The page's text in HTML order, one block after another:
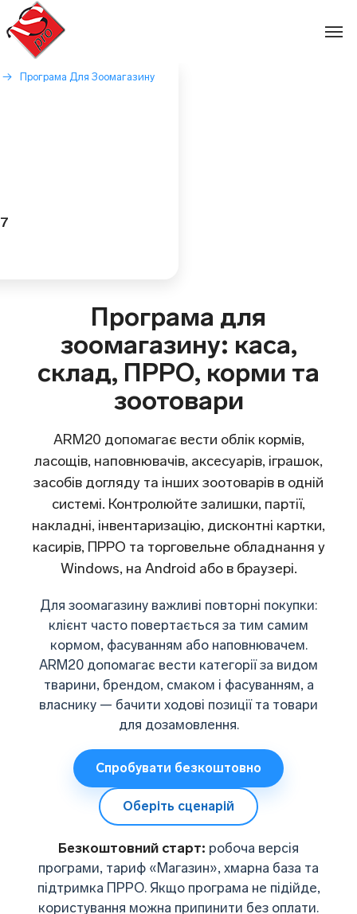
Перейти
до
вмісту
→ Програма Для Зоомагазину
Програма для
зоомагазину: каса,
склад, ПРРО, корми та
зоотовари
ARM20 допомагає вести облік кормів,
ласощів, наповнювачів, аксесуарів, іграшок,
засобів догляду та інших зоотоварів в одній
системі. Контролюйте залишки, партії,
накладні, інвентаризацію, дисконтні картки,
касирів, ПРРО та торговельне обладнання у
Windows, на Android або в браузері.
Для зоомагазину важливі повторні покупки:
клієнт часто повертається за тим самим
кормом, фасуванням або наповнювачем.
ARM20 допомагає вести категорії за видом
тварини, брендом, смаком і фасуванням, а
власнику — бачити ходові позиції та товари
для дозамовлення.
Спробувати безкоштовно
Оберіть сценарій
Безкоштовний старт: робоча версія
програми, тариф «Магазин», хмарна база та
підтримка ПРРО. Якщо програма не підійде,
користування можна припинити без оплати.